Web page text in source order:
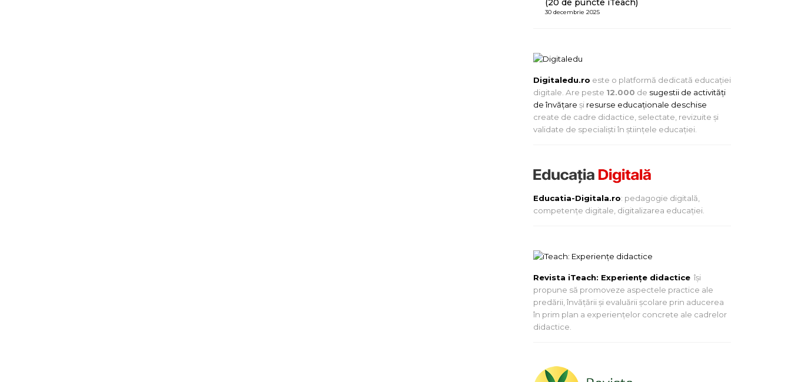
(20 de puncte iTeach)
30 decembrie 2025
Digitaledu.ro este o platformă dedicată educației
digitale. Are peste 12.000 de sugestii de activități
de învățare și resurse educaționale deschise
create de cadre didactice, selectate, revizuite și
validate de specialiști în științele educației.
Educatia-Digitala.ro: pedagogie digitală,
competențe digitale, digitalizarea educației.
Revista iTeach: Experienţe didactice îşi
propune să promoveze aspectele practice ale
predării, învăţării şi evaluării şcolare prin aducerea
în prim plan a experienţelor concrete ale cadrelor
didactice.